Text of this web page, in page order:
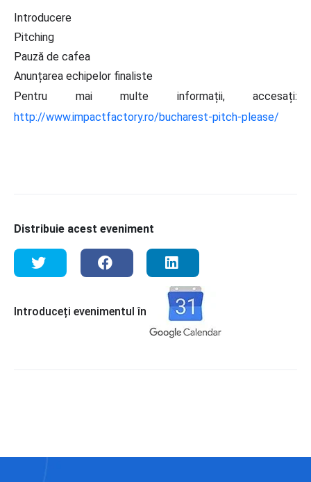
Introducere
Pitching
Pauză de cafea
Anunțarea echipelor finaliste
Pentru mai multe informații, accesați:
http://www.impactfactory.ro/bucharest-pitch-please/
Distribuie acest eveniment
Introduceți evenimentul în